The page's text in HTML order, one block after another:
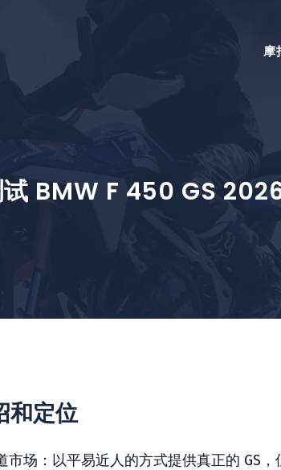
摩
BMW F 450 GS
和定位
市场：以平易近人的方式提供真正的 GS，